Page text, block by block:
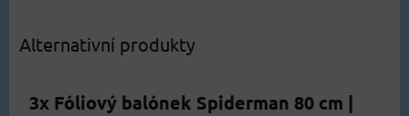
Alternativní produkty
3x Fóliový balónek Spiderman 80 cm |